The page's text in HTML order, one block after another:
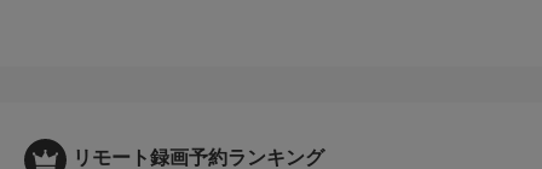
リモート録画予約ランキング